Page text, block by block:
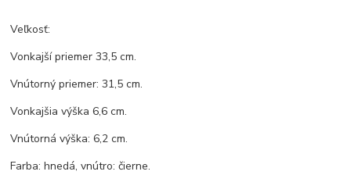
Veľkosť:
Vonkajší priemer 33,5 cm.
Vnútorný priemer: 31,5 cm.
Vonkajšia výška 6,6 cm.
Vnútorná výška: 6,2 cm.
Farba: hnedá, vnútro: čierne.